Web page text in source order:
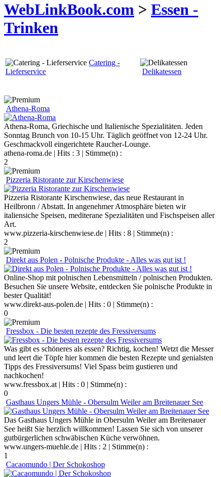
WebLinkBook.com > Essen -
Trinken
Catering -
Lieferservice
Delikatessen
Athena-Roma
Athena-Roma, Griechische und Italienische Spezialitäten. Jeden
Sonntag Brunch von 10-15 Uhr. Täglich geöffnet von 12-24 Uhr.
Geschmackvoll eingerichtete Raucher-Lounge.
athena-roma.de | Hits : 3 | Stimme(n) :
2
Pizzeria Ristorante zur Kirschenwiese
Pizzeria Ristorante Kirschenwiese, das neue Restaurant in
Heilbronn / Abstatt. In angenehmer Atmosphäre bieten wir
italiensiche Speisen, mediterane Spezialitäten und Fischspeisen aller
Art.
www.pizzeria-kirschenwiese.de | Hits : 8 | Stimme(n) :
2
Direkt aus Polen - Polnische Produkte - Alles was gut ist !
Online-Shop mit polnischen Lebensmitteln / polnischen Produkten.
Besuchen Sie unsere Website, entdecken Sie polnische Produkte in
bester Qualität!
www.direkt-aus-polen.de | Hits : 0 | Stimme(n) :
0
Fressbox - Die besten rezepte des Fressiversums
Was gibt es schöneres als essen? Richtig, kochen! Wetzt die Messer
und leert die Töpfe hier kommen die besten Rezepte und genialsten
Tipps des Fressiversums! Viel Spass beim gustieren und
nachkochen!
www.fressbox.at | Hits : 0 | Stimme(n) :
0
Gasthaus Ungers Mühle - Obersulm Weiler am Breitenauer See
Das Gasthaus Ungers Mühle in Obersulm Weiler am Breitenauer
See heißt Sie herzlich willkommen! Lassen Sie sich von unserer
gutbürgerlichen schwäbischen Küche verwöhnen.
www.ungers-muehle.de | Hits : 2 | Stimme(n) :
1
Cacaomundo | Der Schokoshop